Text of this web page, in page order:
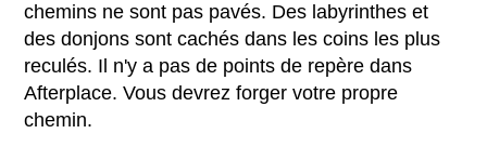
chemins ne sont pas pavés. Des labyrinthes et
des donjons sont cachés dans les coins les plus
reculés. Il n'y a pas de points de repère dans
Afterplace. Vous devrez forger votre propre
chemin.